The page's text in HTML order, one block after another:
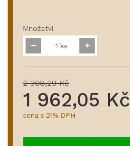
Množství
ks
2 308,29 Kč
1 962,05 Kč
cena s 21% DPH